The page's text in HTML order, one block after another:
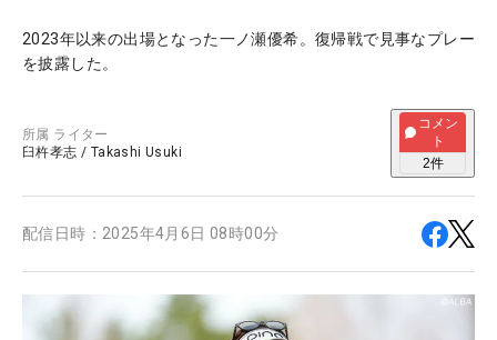
2023年以来の出場となった一ノ瀬優希。復帰戦で見事なプレー
を披露した。
所属 ライター
臼杵孝志 / Takashi Usuki
コメン
ト
2件
配信日時： 2025年4月6日 08時00分